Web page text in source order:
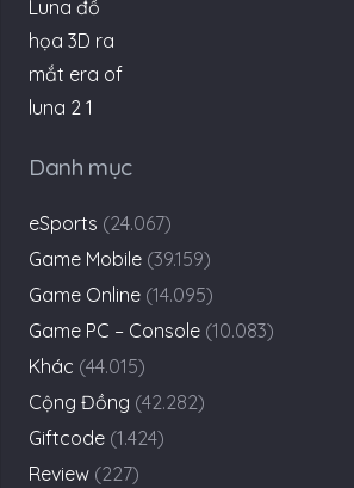
Danh mục
eSports (24.067)
Game Mobile (39.159)
Game Online (14.095)
Game PC – Console (10.083)
Khác (44.015)
Cộng Đồng (42.282)
Giftcode (1.424)
Review (227)